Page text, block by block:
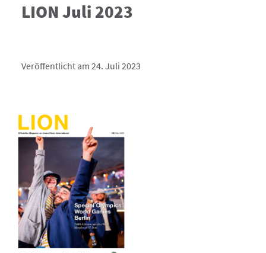
LION Juli 2023
Veröffentlicht am 24. Juli 2023